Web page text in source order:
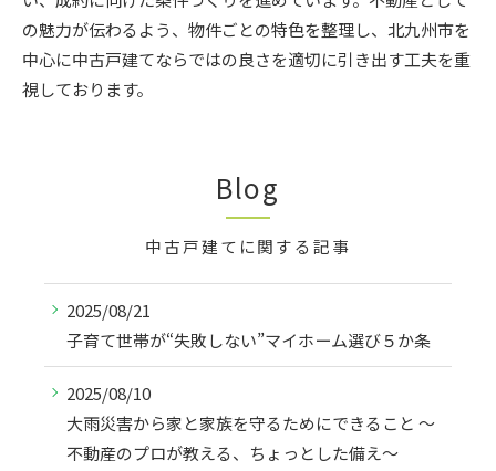
の魅力が伝わるよう、物件ごとの特色を整理し、北九州市を
中心に中古戸建てならではの良さを適切に引き出す工夫を重
視しております。
Blog
中古戸建てに関する記事
2025/08/21
子育て世帯が“失敗しない”マイホーム選び５か条
2025/08/10
大雨災害から家と家族を守るためにできること ～
不動産のプロが教える、ちょっとした備え～